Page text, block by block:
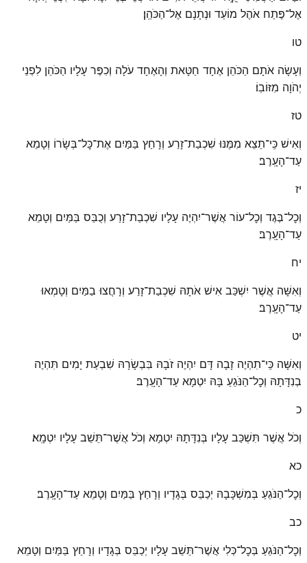
אֶל־פֶּתַח אֹהֶל מוֹעֵד וּנְתָנָם אֶל־הַכֹּהֵֽן׃
טו
וְעָשָׂה אֹתָם הַכֹּהֵן אֶחָד חַטָּאת וְהָאֶחָד עֹלָה וְכִפֶּר עָלָיו הַכֹּהֵן לִפְנֵי
יְהֹוָה מִזּוֹבֽוֹ׃
טז
וְאִישׁ כִּֽי־תֵצֵא מִמֶּנּוּ שִׁכְבַת־זָרַע וְרָחַץ בַּמַּיִם אֶת־כׇּל־בְּשָׂרוֹ וְטָמֵא
עַד־הָעָֽרֶב׃
יז
וְכׇל־בֶּגֶד וְכׇל־עוֹר אֲשֶׁר־יִהְיֶה עָלָיו שִׁכְבַת־זָרַע וְכֻבַּס בַּמַּיִם וְטָמֵא
עַד־הָעָֽרֶב׃
יח
וְאִשָּׁה אֲשֶׁר יִשְׁכַּב אִישׁ אֹתָהּ שִׁכְבַת־זָרַע וְרָחֲצוּ בַמַּיִם וְטָמְאוּ
עַד־הָעָֽרֶב׃
יט
וְאִשָּׁה כִּֽי־תִהְיֶה זָבָה דָּם יִהְיֶה זֹבָהּ בִּבְשָׂרָהּ שִׁבְעַת יָמִים תִּהְיֶה
בְנִדָּתָהּ וְכׇל־הַנֹּגֵעַ בָּהּ יִטְמָא עַד־הָעָֽרֶב׃
כ
וְכֹל אֲשֶׁר תִּשְׁכַּב עָלָיו בְּנִדָּתָהּ יִטְמָא וְכֹל אֲשֶׁר־תֵּשֵׁב עָלָיו יִטְמָֽא׃
כא
וְכׇל־הַנֹּגֵעַ בְּמִשְׁכָּבָהּ יְכַבֵּס בְּגָדָיו וְרָחַץ בַּמַּיִם וְטָמֵא עַד־הָעָֽרֶב׃
כב
וְכׇל־הַנֹּגֵעַ בְּכׇל־כְּלִי אֲשֶׁר־תֵּשֵׁב עָלָיו יְכַבֵּס בְּגָדָיו וְרָחַץ בַּמַּיִם וְטָמֵא